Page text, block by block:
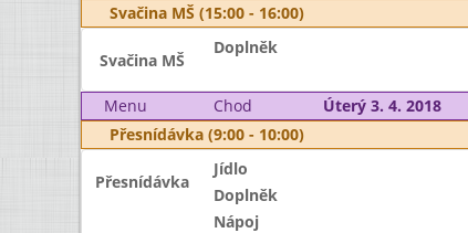
Svačina MŠ (15:00 - 16:00)
Svačina MŠ
Doplněk
Menu Chod Úterý 3. 4. 2018
Přesnídávka (9:00 - 10:00)
Přesnídávka
Jídlo
Doplněk
Nápoj